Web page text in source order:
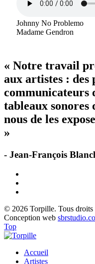
Johnny No Problemo
Madame Gendron
« Notre travail
aux artistes : des
communicateurs
tableaux sonores
nous de les
»
- Jean-François
© 2026 Torpille. Tous droits
Conception web
Top
Accueil
Artistes